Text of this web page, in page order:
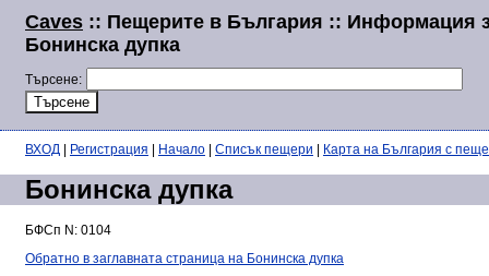
Caves :: Пещерите в България :: Информация
Бонинска дупка
Търсене:
ВХОД Регистрация Начало Списък пещери Карта на България с
Бонинска дупка
БФСп N: 0104
Обратно в заглавната страница на Бонинска дупка